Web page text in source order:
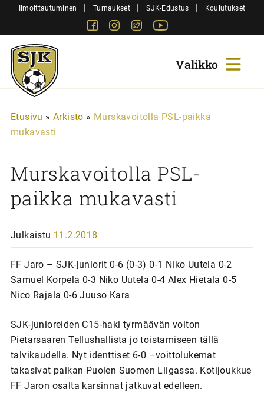
SiirryIlmoittautuminen | Turnaukset | SJK-Edustus | Koulutukset
FacebookInstagram
Twitter
Sjk-
Juniorit
Etusivu » Arkisto » Murskavoitolla PSL-paikka
mukavasti
Murskavoitolla PSL-
paikka mukavasti
Julkaistu 11.2.2018
FF Jaro – SJK-juniorit 0-6 (0-3) 0-1 Niko Uutela 0-2
Samuel Korpela 0-3 Niko Uutela 0-4 Alex Hietala 0-5
Nico Rajala 0-6 Juuso Kara
SJK-junioreiden C15-haki tyrmäävän voiton
Pietarsaaren Tellushallista jo toistamiseen tällä
talvikaudella. Nyt identtiset 6-0 –voittolukemat
takasivat paikan Puolen Suomen Liigassa. Kotijoukkue
FF Jaron osalta karsinnat jatkuvat edelleen.